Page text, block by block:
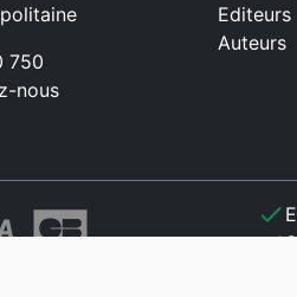
750
nous
Editeurs
Auteurs
check
check